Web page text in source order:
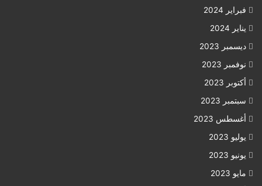
فبراير 2024
يناير 2024
ديسمبر 2023
نوفمبر 2023
أكتوبر 2023
سبتمبر 2023
أغسطس 2023
يوليو 2023
يونيو 2023
مايو 2023